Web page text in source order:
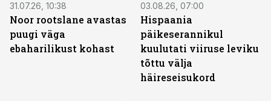
31.07.26, 10:38
Noor rootslane avastas
puugi väga
ebaharilikust kohast
03.08.26, 07:00
Hispaania
päikeserannikul
kuulutati viiruse leviku
tõttu välja
häireseisukord